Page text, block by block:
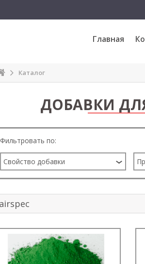
Главная
Каталог
ДОБАВКИ
Фильтровать по:
Свойство добавки